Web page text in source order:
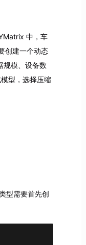
中，车
创建一个动态
规模、设备数
型，选择压缩
型需要首先创